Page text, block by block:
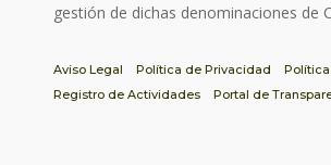
gestión de dichas denominaciones de
Aviso Legal Política de Privacidad
Registro de Actividades
Portal de